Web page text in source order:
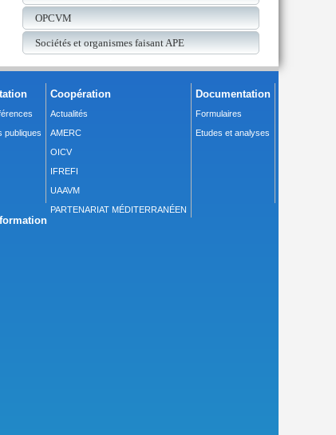
OPCVM
Sociétés et organismes faisant APE
publiques
Coopération
Actualités
AMERC
OICV
IFREFI
UAAVM
PARTENARIAT MÉDITERRANÉEN
Documentation
Formulaires
Etudes et analyses